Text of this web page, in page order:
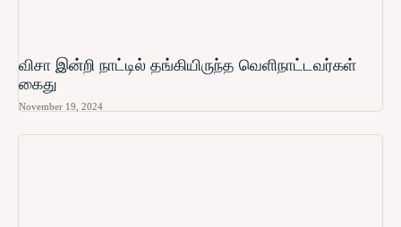
விசா இன்றி நாட்டில் தங்கியிருந்த வெளிநாட்டவர்கள்
கைது
November 19, 2024